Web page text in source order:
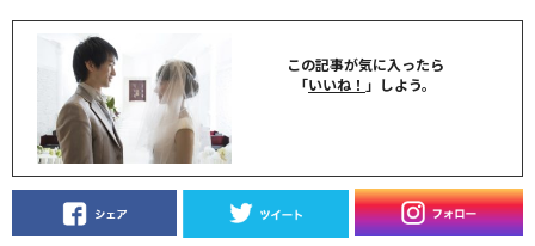
この記事が気に入ったら
「いいね！ 」しよう。